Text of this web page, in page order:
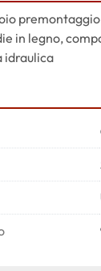
in legno,
idraulica